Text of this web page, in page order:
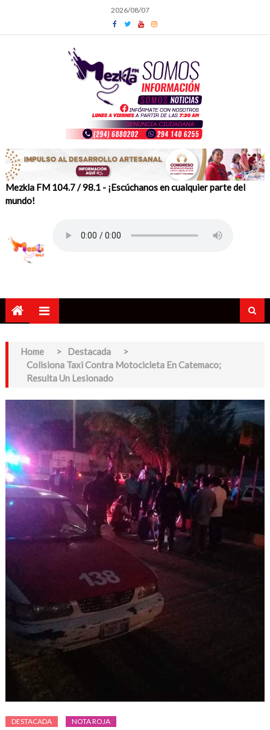
content
2026/08/07
Mezkla FM 104.7 / 98.1 - ¡Escúchanos en cualquier parte del
mundo!
Home > Destacada
>
Colisiona Taxi Contra Motocicleta En Catemaco;
Resulta Un Lesionado
DESTACADA NOTA ROJA